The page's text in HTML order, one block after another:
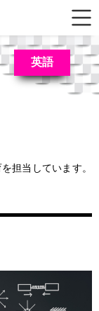
英語
担当しています。